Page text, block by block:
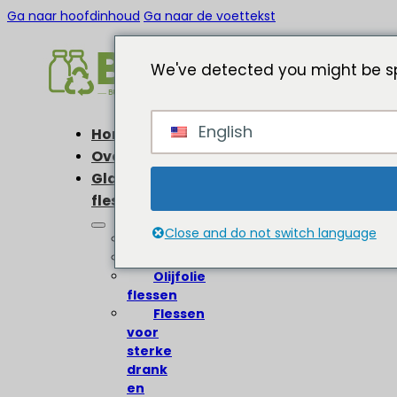
Ga naar hoofdinhoud Ga naar de voettekst
Home
Over
Glazen
flessen
Wijnflessen
Olijfolie
flessen
Flessen
voor
sterke
drank
en
We've detected you might be
English
Close and do not switch language